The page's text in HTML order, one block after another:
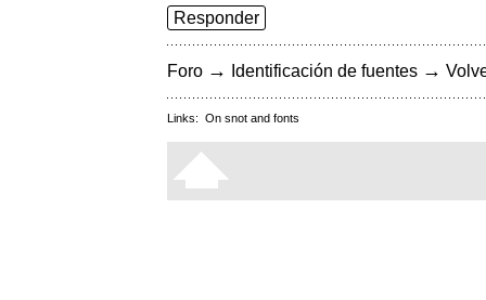
Responder
Foro → Identificación de fuentes →
Links: On snot and fonts